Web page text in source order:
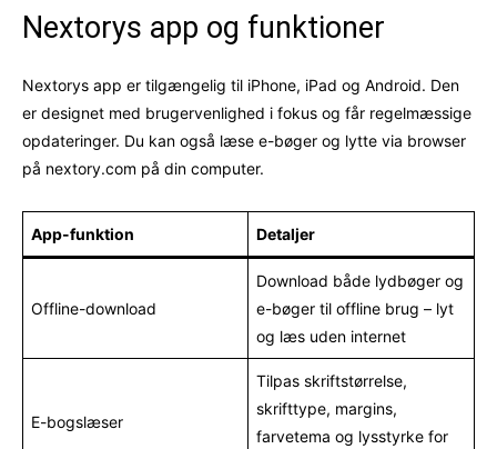
Nextorys app og funktioner
Nextorys app er tilgængelig til iPhone, iPad og Android. Den
er designet med brugervenlighed i fokus og får regelmæssige
opdateringer. Du kan også læse e-bøger og lytte via browser
på nextory.com på din computer.
App-funktion Detaljer
Offline-download
Download både lydbøger og
e-bøger til offline brug – lyt
og læs uden internet
E-bogslæser
Tilpas skriftstørrelse,
skrifttype, margins,
farvetema og lysstyrke for